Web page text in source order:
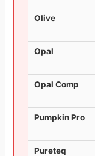
Olive
Opal
Opal Comp
Pumpkin Pro
Pureteq